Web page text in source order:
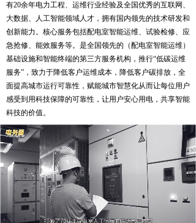
有20余年电力工程、运维行业经验及全国优秀的互联网、
大数据、人工智能领域人才，拥有国内领先的技术研发和
创新能力。核心服务包括配电室智能运维、试验检修、应
急抢修、能效服务等。是全国领先的（配电室智能运维）
基础设施和智能终端的第三方服务机构，推行“低碳运维
服务”，致力于降低客户运维成本，降低客户碳排放，全
面提高城市运行可靠性，赋能城市智慧化从而让每位用户
感受到用科技保障的可靠性，让用户安心用电，共享智能
科技的价值。